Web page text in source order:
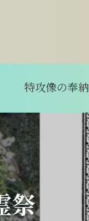
特攻像の奉納
祭